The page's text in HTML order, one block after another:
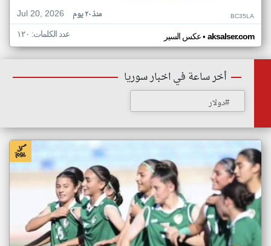
Jul 20, 2026
منذ ٢٠ يوم BC35LA
عكس السير• aksalser.com عدد الكلمات: ١٢٠
أخر ساعة في اخبار سوريا
#دولار